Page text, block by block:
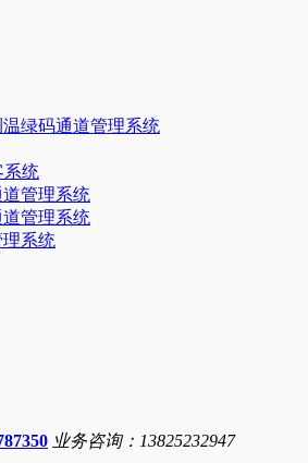
绿码通道管理系统
系统
管理系统
管理系统
系统
业务咨询：13825232947